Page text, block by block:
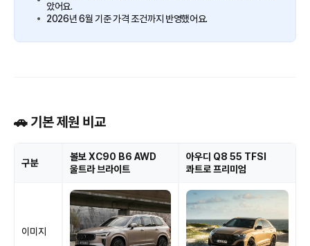
았어요.
2026년 6월 기준 가격 조건까지 반영했어요.
🚗 기본 제원 비교
구분
볼보 XC90 B6 AWD
울트라 브라이트
아우디 Q8 55 TFSI
콰트로 프리미엄
이미지